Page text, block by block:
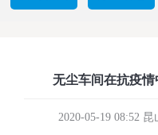
无尘车间在抗疫
2020-05-19 08:52